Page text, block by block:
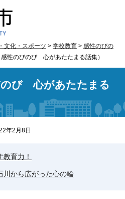
文化・スポーツ > 学校教育 > 感性のびの
性のびのび 心があたたまる話集）
のび 心があたたまる
年2月8日
育力！
から広がった心の輪